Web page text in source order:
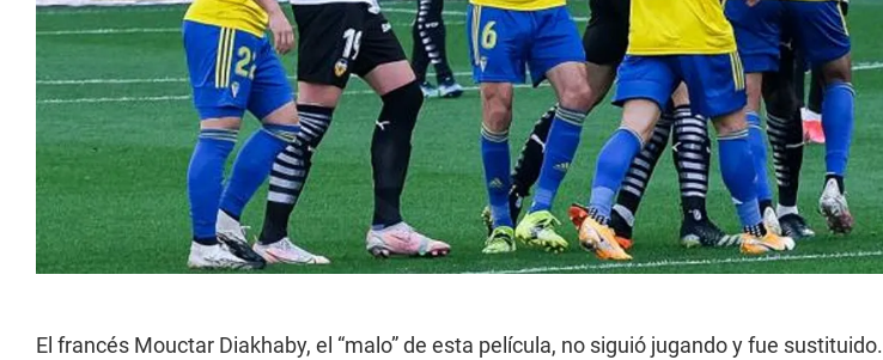
El francés Mouctar Diakhaby, el “malo” de esta película, no siguió jugando y fue sustituido.